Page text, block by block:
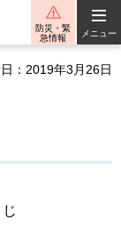
防災・緊
急情報
メニュー
：2019年3月26日